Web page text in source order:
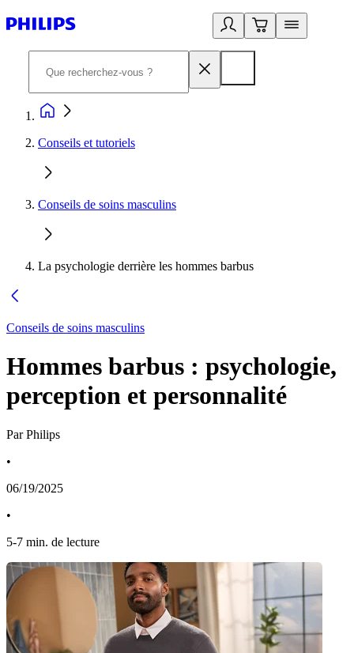
Conseils et tutoriels
Conseils de soins masculins
La psychologie derrière les hommes barbus
Conseils de soins masculins
Hommes barbus : psychologie,
perception et personnalité
Par Philips
•
06/19/2025
•
5-7 min. de lecture